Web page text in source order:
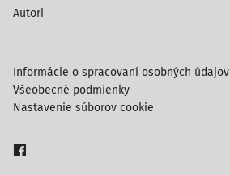
Autori
Informácie o spracovaní osobných údajov
Všeobecné podmienky
Nastavenie súborov cookie